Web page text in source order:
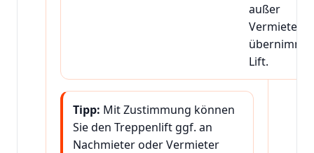
außer
Vermieter
übernimmt
Lift.
Tipp: Mit Zustimmung können
Sie den Treppenlift ggf. an
Nachmieter oder Vermieter